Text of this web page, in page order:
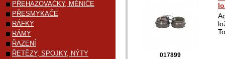
017899
PŘEHAZOVAČKY, MĚNIČE
PŘESMYKAČE
RÁFKY
RÁMY
ŘAZENÍ
ŘETĚZY, SPOJKY, NÝTY